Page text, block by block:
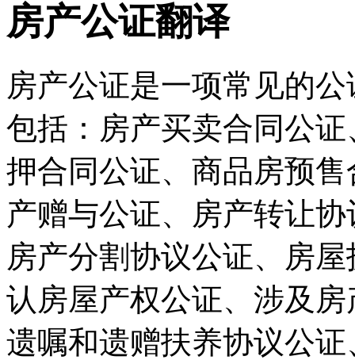
房产公证翻译
房产公证是一项常见的
包括：房产买卖合同公
押合同公证、商品房预
产赠与公证、房产转让
房产分割协议公证、房
认房屋产权公证、涉及
遗嘱和遗赠扶养协议公